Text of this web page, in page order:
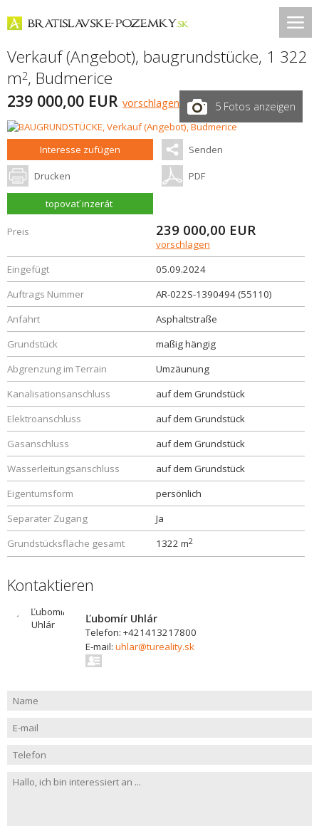
Verkauf (Angebot), baugrundstücke, 1 322
m2, Budmerice
239 000,00 EUR vorschlagen 5 Fotos anzeigen
Interesse zufügen Senden
Drucken PDF
topovať inzerát
Preis 239 000,00 EUR
vorschlagen
Eingefügt
05.09.2024
Auftrags Nummer
AR-022S-1390494 (55110)
Anfahrt
Asphaltstraße
Grundstück
maßig hängig
Abgrenzung im Terrain
Umzäunung
Kanalisationsanschluss
auf dem Grundstück
Elektroanschluss
auf dem Grundstück
Gasanschluss
auf dem Grundstück
Wasserleitungsanschluss
auf dem Grundstück
Eigentumsform
persönlich
Separater Zugang
Ja
Grundstücksfläche gesamt
1322 m2
Kontaktieren
Ľubomír Uhlár
Telefon: +421413217800
E-mail: uhlar@tureality.sk